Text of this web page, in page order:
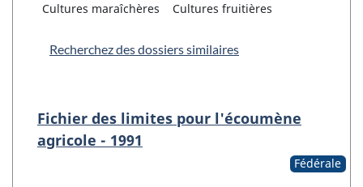
Cultures maraîchères
Cultures fruitières
Recherchez des dossiers similaires
Fichier des limites pour l'écoumène
agricole - 1991
Fédérale